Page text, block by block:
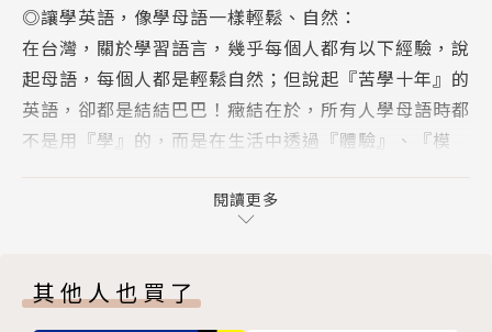
進階閱讀 3
聽說圖寫
全民英檢初級閱讀模擬試題
中文翻譯
解答頁
◎讓學英語，像學母語一樣輕鬆、自然：
在台灣，關於學習語言，幾乎每個人都有以下經驗，說
起母語，每個人都是輕鬆自然；但說起『苦學十年』的
英語，卻都是結結巴巴！癥結在於，所有人學母語時都
不是用『學』的，而是在生活中透過『體驗』、『模
最有趣的學習素材讓讀者體驗最輕鬆的學習方式。
《ABC互動英語》，配合九年一貫課程，以生動有趣的
課程內容，包含3-D圖解、3-D動畫、真人影片、電影
閱讀更多
其他人也買了